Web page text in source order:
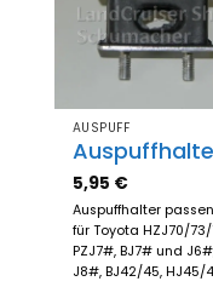
AUSPUFF
5,95 €
Auspuffhalter
für Toyota HZJ70/73/
PZJ7#, BJ7# und
J8#, BJ42/45, HJ45/